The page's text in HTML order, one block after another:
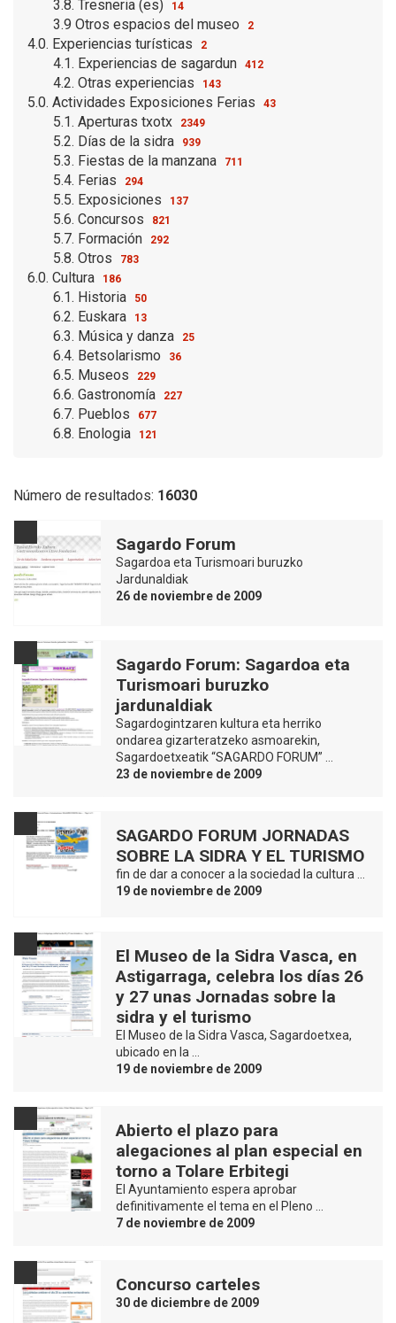
3.8. Tresneria (es) 14
3.9 Otros espacios del museo 2
4.0. Experiencias turísticas 2
4.1. Experiencias de sagardun 412
4.2. Otras experiencias 143
5.0. Actividades Exposiciones Ferias 43
5.1. Aperturas txotx 2349
5.2. Días de la sidra 939
5.3. Fiestas de la manzana 711
5.4. Ferias 294
5.5. Exposiciones 137
5.6. Concursos 821
5.7. Formación 292
5.8. Otros 783
6.0. Cultura 186
6.1. Historia 50
6.2. Euskara 13
6.3. Música y danza 25
6.4. Betsolarismo 36
6.5. Museos 229
6.6. Gastronomía 227
6.7. Pueblos 677
6.8. Enologia 121
Número de resultados: 16030
Sagardo Forum
Sagardoa eta Turismoari buruzko
Jardunaldiak
26 de noviembre de 2009
Sagardo Forum: Sagardoa eta
Turismoari buruzko
jardunaldiak
Sagardogintzaren kultura eta herriko
ondarea gizarteratzeko asmoarekin,
Sagardoetxeatik “SAGARDO FORUM” …
23 de noviembre de 2009
SAGARDO FORUM JORNADAS
SOBRE LA SIDRA Y EL TURISMO
fin de dar a conocer a la sociedad la cultura …
19 de noviembre de 2009
El Museo de la Sidra Vasca, en
Astigarraga, celebra los días 26
y 27 unas Jornadas sobre la
sidra y el turismo
El Museo de la Sidra Vasca, Sagardoetxea,
ubicado en la …
19 de noviembre de 2009
Abierto el plazo para
alegaciones al plan especial en
torno a Tolare Erbitegi
El Ayuntamiento espera aprobar
definitivamente el tema en el Pleno …
7 de noviembre de 2009
Concurso carteles
30 de diciembre de 2009